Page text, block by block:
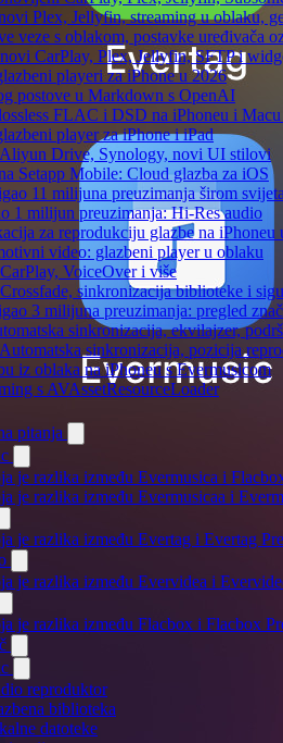
Plex, Jellyfin, streaming u oblaku,
veze s oblakom, postavke uređivača
CarPlay, Plex, Jellyfin, SFTP i
playeri za iPhone u 2026
postove u Markdown s OpenAI
FLAC i DSD na iPhoneu i
player za iPhone i iPad
Drive, Synology, novi UI stilovi
Setapp Mobile: Cloud glazba za iOS
11 milijuna preuzimanja širom
1 milijun preuzimanja: Hi-Res audio
za reprodukciju glazbe na iPhoneu
video: glazbeni player u oblaku
VoiceOver i više
sinkronizacija biblioteke i
3 milijuna preuzimanja: pregled
sinkronizacija, ekvilajzer,
sinkronizacija, pozicija
iz oblaka na iPhoneu s Evermusicom
s AVAssetResourceLoader
pitanja
je razlika između Evermusica i
je razlika između Evermusicaa i
je razlika između Evertag i Evertag
je razlika između Evervidea i
je razlika između Flacbox i Flacbox
reproduktor
biblioteka
datoteke